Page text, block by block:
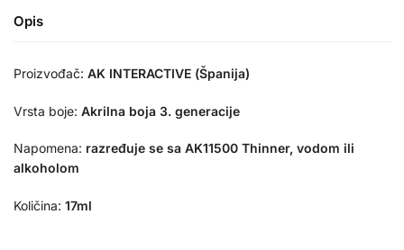
Opis
Proizvođač: AK INTERACTIVE (Španija)
Vrsta boje: Akrilna boja 3. generacije
Napomena: razređuje se sa AK11500 Thinner, vodom ili
alkoholom
Količina: 17ml